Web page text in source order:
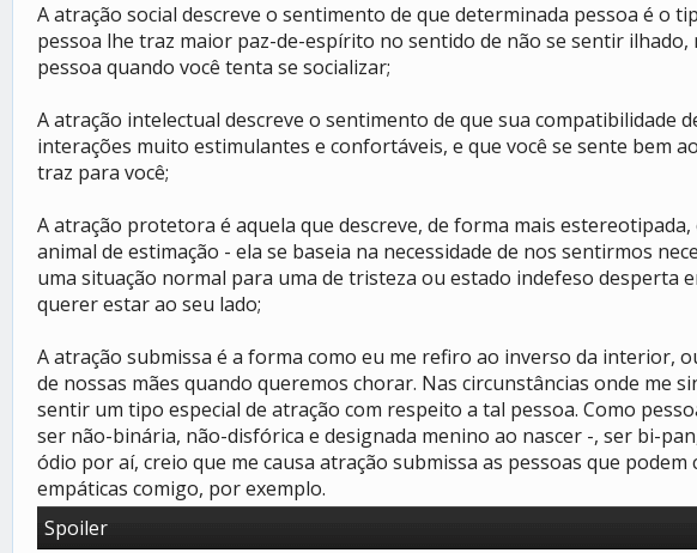
A atração social descreve o sentimento de que determinada pessoa é o
pessoa lhe traz maior paz-de-espírito no sentido de não se sentir
pessoa quando você tenta se socializar;
A atração intelectual descreve o sentimento de que sua
interações muito estimulantes e confortáveis, e que você se sente bem
traz para você;
A atração protetora é aquela que descreve, de forma mais
animal de estimação - ela se baseia na necessidade de nos sentirmos
uma situação normal para uma de tristeza ou estado indefeso desperta
querer estar ao seu lado;
A atração submissa é a forma como eu me refiro ao inverso da interior,
de nossas mães quando queremos chorar. Nas circunstâncias onde me
sentir um tipo especial de atração com respeito a tal pessoa. Como
ser não-binária, não-disfórica e designada menino ao nascer -, ser bi-
ódio por aí, creio que me causa atração submissa as pessoas que
empáticas comigo, por exemplo.
Spoiler